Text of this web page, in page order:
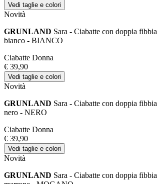
Vedi taglie e colori
Novità
GRUNLAND Sara - Ciabatte con doppia fibbia
bianco - BIANCO
Ciabatte Donna
€ 39,90
Vedi taglie e colori
Novità
GRUNLAND Sara - Ciabatte con doppia fibbia
nero - NERO
Ciabatte Donna
€ 39,90
Vedi taglie e colori
Novità
GRUNLAND Sara - Ciabatte con doppia fibbia